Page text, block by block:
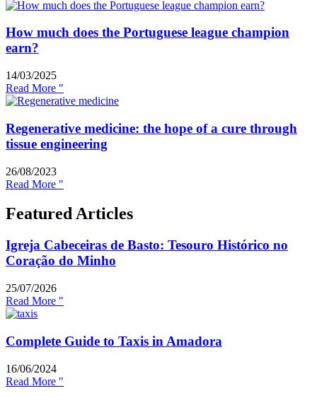
How much does the Portuguese league champion
earn?
14/03/2025
Read More "
Regenerative medicine: the hope of a cure through
tissue engineering
26/08/2023
Read More "
Featured Articles
Igreja Cabeceiras de Basto: Tesouro Histórico no
Coração do Minho
25/07/2026
Read More "
Complete Guide to Taxis in Amadora
16/06/2024
Read More "